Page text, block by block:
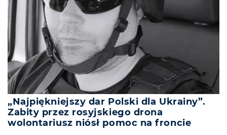
„Najpiękniejszy dar Polski dla Ukrainy”.
Zabity przez rosyjskiego drona
wolontariusz niósł pomoc na froncie